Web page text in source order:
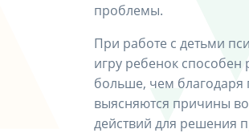
проблемы.
При работе с детьми
игру ребенок способен
больше, чем
выясняются причины
действий для решения